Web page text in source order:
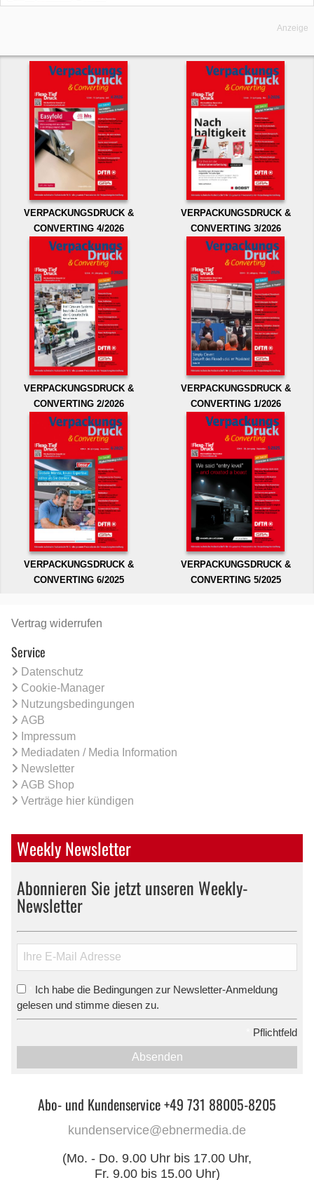
Anzeige
VERPACKUNGSDRUCK &
CONVERTING 4/2026
VERPACKUNGSDRUCK &
CONVERTING 3/2026
VERPACKUNGSDRUCK &
CONVERTING 2/2026
VERPACKUNGSDRUCK &
CONVERTING 1/2026
VERPACKUNGSDRUCK &
CONVERTING 6/2025
VERPACKUNGSDRUCK &
CONVERTING 5/2025
Vertrag widerrufen
Service
Datenschutz
Cookie-Manager
Nutzungsbedingungen
AGB
Impressum
Mediadaten / Media Information
Newsletter
AGB Shop
Verträge hier kündigen
Weekly Newsletter
Abonnieren Sie jetzt unseren Weekly-
Newsletter
Ich habe die Bedingungen zur Newsletter-Anmeldung
gelesen und stimme diesen zu.
Pflichtfeld
Absenden
Abo- und Kundenservice +49 731 88005-8205
kundenservice@ebnermedia.de
(Mo. - Do. 9.00 Uhr bis 17.00 Uhr,
Fr. 9.00 bis 15.00 Uhr)